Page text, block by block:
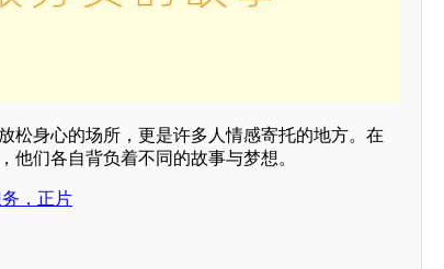
松身心的场所，更是许多人情感寄托的地方。在
他们各自背负着不同的故事与梦想。
，正片